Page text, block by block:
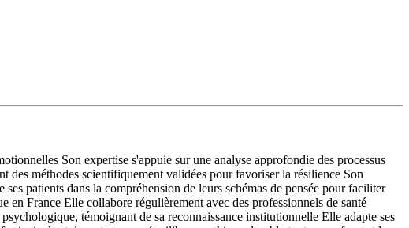
Son expertise s'appuie sur une analyse approfondie des processus
des méthodes scientifiquement validées pour favoriser la résilience Son
patients dans la compréhension de leurs schémas de pensée pour faciliter
en France Elle collabore régulièrement avec des professionnels de santé
témoignant de sa reconnaissance institutionnelle Elle adapte ses